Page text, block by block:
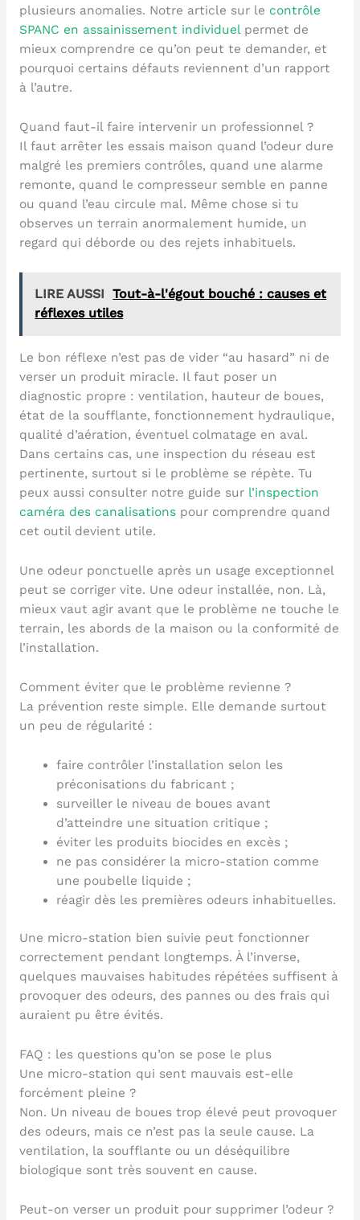
plusieurs anomalies. Notre article sur le contrôle
SPANC en assainissement individuelpermet de
mieux comprendre ce qu’on peut te demander, et
pourquoi certains défauts reviennent d’un rapport
à l’autre.
Quand faut-il faire intervenir un professionnel ?
Il faut arrêter les essais maison quand l’odeur dure
malgré les premiers contrôles, quand une alarme
remonte, quand le compresseur semble en panne
ou quand l’eau circule mal. Même chose si tu
observes un terrain anormalement humide, un
regard qui déborde ou des rejets inhabituels.
LIRE AUSSI Tout-à-l'égout bouché : causes et
réflexes utiles
Le bon réflexe n’est pas de vider “au hasard” ni de
verser un produit miracle. Il faut poser un
diagnostic propre : ventilation, hauteur de boues,
état de la soufflante, fonctionnement hydraulique,
qualité d’aération, éventuel colmatage en aval.
Dans certains cas, une inspection du réseau est
pertinente, surtout si le problème se répète. Tu
peux aussi consulter notre guide sur l’inspection
caméra des canalisationspour comprendre quand
cet outil devient utile.
Une odeur ponctuelle après un usage exceptionnel
peut se corriger vite. Une odeur installée, non. Là,
mieux vaut agir avant que le problème ne touche le
terrain, les abords de la maison ou la conformité de
l’installation.
Comment éviter que le problème revienne ?
La prévention reste simple. Elle demande surtout
un peu de régularité :
faire contrôler l’installation selon les
préconisations du fabricant ;
surveiller le niveau de boues avant
d’atteindre une situation critique ;
éviter les produits biocides en excès ;
ne pas considérer la micro-station comme
une poubelle liquide ;
réagir dès les premières odeurs inhabituelles.
Une micro-station bien suivie peut fonctionner
correctement pendant longtemps. À l’inverse,
quelques mauvaises habitudes répétées suffisent à
provoquer des odeurs, des pannes ou des frais qui
auraient pu être évités.
FAQ : les questions qu’on se pose le plus
Une micro-station qui sent mauvais est-elle
forcément pleine ?
Non. Un niveau de boues trop élevé peut provoquer
des odeurs, mais ce n’est pas la seule cause. La
ventilation, la soufflante ou un déséquilibre
biologique sont très souvent en cause.
Peut-on verser un produit pour supprimer l’odeur ?